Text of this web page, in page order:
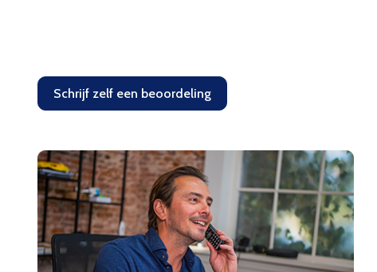
Schrijf zelf een beoordeling